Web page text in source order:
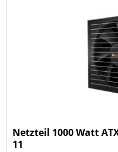
Netzteil 1000 Watt
11